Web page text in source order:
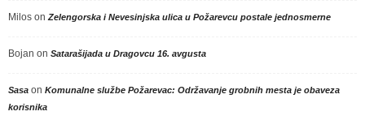
Milos onZelengorska i Nevesinjska ulica u Požarevcu postale jednosmerne
Bojan on Satarašijada u Dragovcu 16. avgusta
Sasa on Komunalne službe Požarevac: Održavanje grobnih mesta je obaveza
korisnika